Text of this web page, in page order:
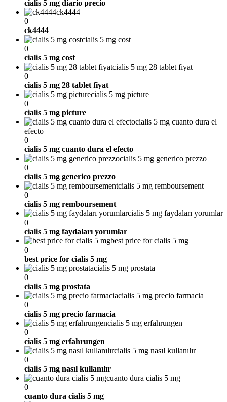
cialis 5 mg diario precio
ck4444
0
ck4444
cialis 5 mg cost
0
cialis 5 mg cost
cialis 5 mg 28 tablet fiyat
0
cialis 5 mg 28 tablet fiyat
cialis 5 mg picture
0
cialis 5 mg picture
cialis 5 mg cuanto dura el
efecto
0
cialis 5 mg cuanto dura el efecto
cialis 5 mg generico prezzo
0
cialis 5 mg generico prezzo
cialis 5 mg remboursement
0
cialis 5 mg remboursement
cialis 5 mg faydaları yorumlar
0
cialis 5 mg faydaları yorumlar
best price for cialis 5 mg
0
best price for cialis 5 mg
cialis 5 mg prostata
0
cialis 5 mg prostata
cialis 5 mg precio farmacia
0
cialis 5 mg precio farmacia
cialis 5 mg erfahrungen
0
cialis 5 mg erfahrungen
cialis 5 mg nasıl kullanılır
0
cialis 5 mg nasıl kullanılır
cuanto dura cialis 5 mg
0
cuanto dura cialis 5 mg